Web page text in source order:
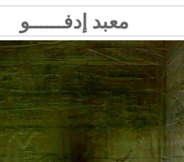
معبد إدفــــــو